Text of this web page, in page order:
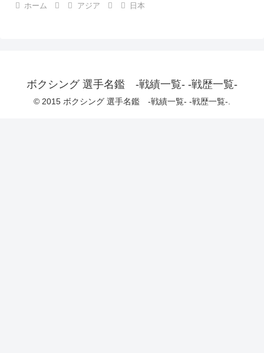
ホーム アジア 日本
ボクシング 選手名鑑 -戦績一覧- -戦歴一覧-
© 2015 ボクシング 選手名鑑 -戦績一覧- -戦歴一覧-.